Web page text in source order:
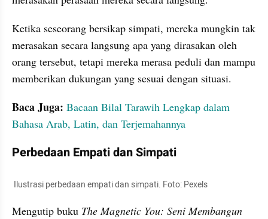
Ketika seseorang bersikap simpati, mereka mungkin tak
merasakan secara langsung apa yang dirasakan oleh
orang tersebut, tetapi mereka merasa peduli dan mampu
memberikan dukungan yang sesuai dengan situasi.
Baca Juga: Bacaan Bilal Tarawih Lengkap dalam
Bahasa Arab, Latin, dan Terjemahannya
Perbedaan Empati dan Simpati
Ilustrasi perbedaan empati dan simpati. Foto: Pexels
Mengutip buku The Magnetic You: Seni Membangun